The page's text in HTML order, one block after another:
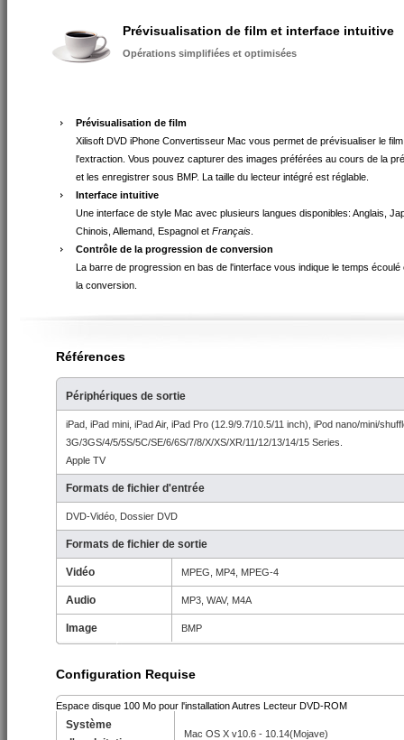
Prévisualisation de film et interface intuitive
Opérations simplifiées et optimisées
Prévisualisation de film
Xilisoft DVD iPhone Convertisseur Mac vous permet de prévisualiser le
l'extraction. Vous pouvez capturer des images préférées au cours de la
et les enregistrer sous BMP. La taille du lecteur intégré est réglable.
Interface intuitive
Une interface de style Mac avec plusieurs langues disponibles: Anglais,
Chinois, Allemand, Espagnol et Français
Contrôle de la progression de conversion
La barre de progression en bas de l'interface vous indique le temps écoulé
la conversion.
Références
Périphériques de sortie
iPad, iPad mini, iPad Air, iPad Pro (12.9/9.7/10.5/11 inch), iPod nano/mini/
3G/3GS/4/5/5S/5C/SE/6/6S/7/8/X/XS/XR/11/12/13/14/15 Series.
Apple TV
Formats de fichier d'entrée
DVD-Vidéo, Dossier DVD
Formats de fichier de sortie
Vidéo MPEG, MP4, MPEG-4
Audio MP3, WAV, M4A
Image BMP
Configuration Requise
Espace disque 100 Mo pour l'installation Autres Lecteur DVD-ROM
Système
Mac OS X v10.6 - 10.14(Mojave)